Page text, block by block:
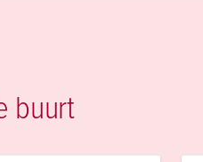
buurt